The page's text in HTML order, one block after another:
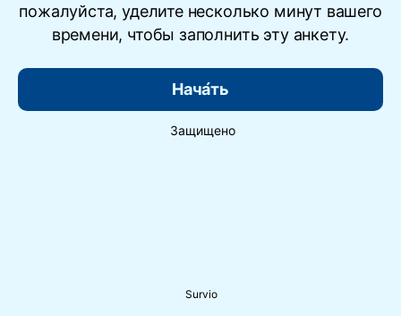
пожалуйста, уделите несколько минут вашего
времени, чтобы заполнить эту анкету.
Нача́ть
Защищено
Survio